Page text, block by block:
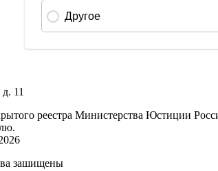
11
реестра Министерства Юстиции
зашищены